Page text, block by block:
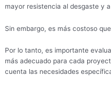
mayor resistencia al desgaste y
Sin embargo, es más costoso
Por lo tanto, es importante
más adecuado para cada
cuenta las necesidades